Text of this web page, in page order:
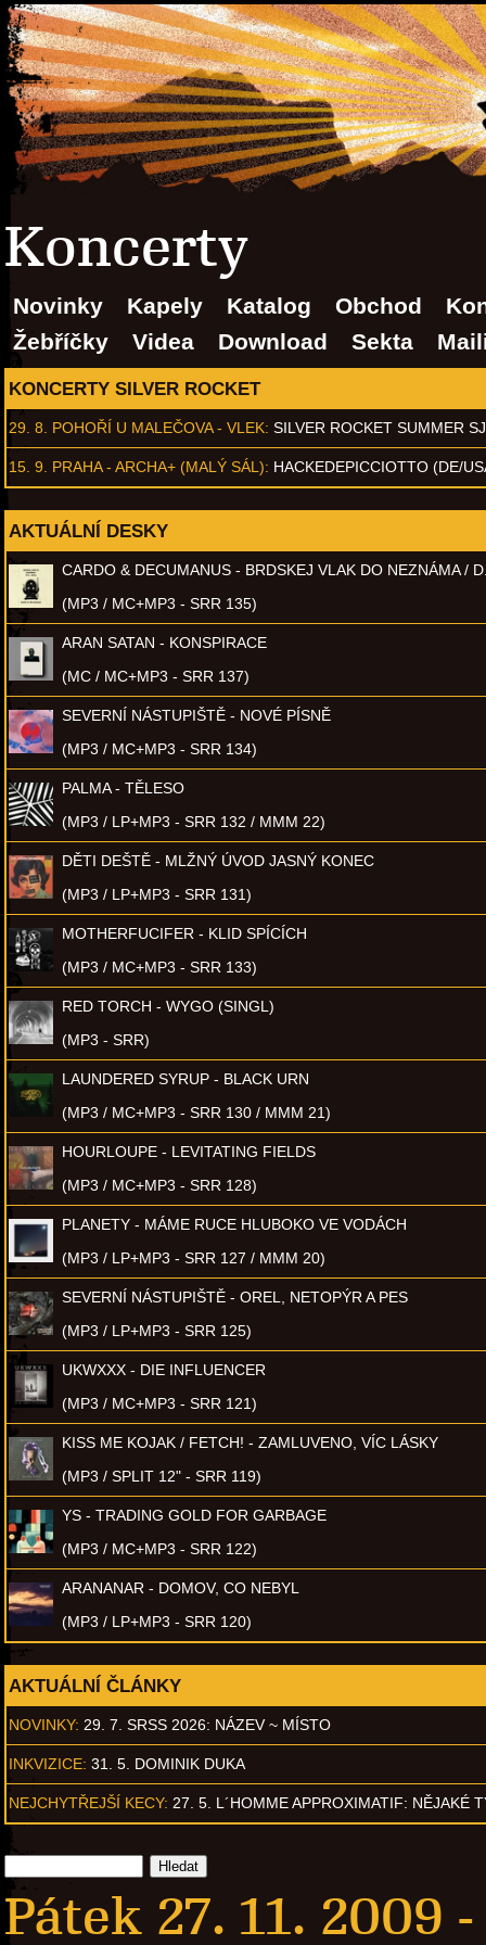
Koncerty
Novinky Kapely Katalog Obchod
Žebříčky
Videa Download Sekta
KONCERTY SILVER ROCKET
29. 8. POHOŘÍ U MALEČOVA - VLEK: SILVER ROCKET SUMMER
15. 9. PRAHA - ARCHA+ (MALÝ SÁL): HACKEDEPICCIOTTO (DE/
AKTUÁLNÍ DESKY
CARDO & DECUMANUS - BRDSKEJ VLAK DO NEZNÁMA /
(MP3 / MC+MP3 - SRR 135)
ARAN SATAN - KONSPIRACE
(MC / MC+MP3 - SRR 137)
SEVERNÍ NÁSTUPIŠTĚ - NOVÉ PÍSNĚ
(MP3 / MC+MP3 - SRR 134)
PALMA - TĚLESO
(MP3 / LP+MP3 - SRR 132 / MMM 22)
DĚTI DEŠTĚ - MLŽNÝ ÚVOD JASNÝ KONEC
(MP3 / LP+MP3 - SRR 131)
MOTHERFUCIFER - KLID SPÍCÍCH
(MP3 / MC+MP3 - SRR 133)
RED TORCH - WYGO (SINGL)
(MP3 - SRR)
LAUNDERED SYRUP - BLACK URN
(MP3 / MC+MP3 - SRR 130 / MMM 21)
HOURLOUPE - LEVITATING FIELDS
(MP3 / MC+MP3 - SRR 128)
PLANETY - MÁME RUCE HLUBOKO VE VODÁCH
(MP3 / LP+MP3 - SRR 127 / MMM 20)
SEVERNÍ NÁSTUPIŠTĚ - OREL, NETOPÝR A PES
(MP3 / LP+MP3 - SRR 125)
UKWXXX - DIE INFLUENCER
(MP3 / MC+MP3 - SRR 121)
KISS ME KOJAK / FETCH! - ZAMLUVENO, VÍC LÁSKY
(MP3 / SPLIT 12" - SRR 119)
YS - TRADING GOLD FOR GARBAGE
(MP3 / MC+MP3 - SRR 122)
ARANANAR - DOMOV, CO NEBYL
(MP3 / LP+MP3 - SRR 120)
AKTUÁLNÍ ČLÁNKY
NOVINKY: 29. 7. SRSS 2026: NÁZEV ~ MÍSTO
INKVIZICE: 31. 5. DOMINIK DUKA
NEJCHYTŘEJŠÍ KECY: 27. 5. L´HOMME APPROXIMATIF: NĚJAKÉ
Pátek 27. 11. 2009